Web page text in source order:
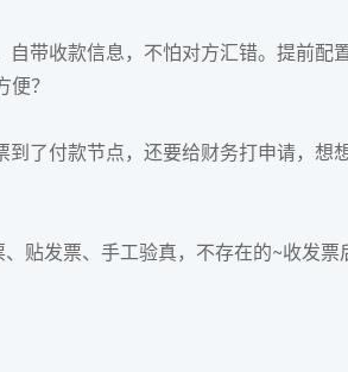
带收款信息，不怕对方汇错。提前配
？
了付款节点，还要给财务打申请，想
贴发票、手工验真，不存在的~收发票